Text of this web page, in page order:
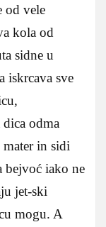
od vele
kola od
sidne u
iskrcava sve
odma
mater in sidi
bejvoć iako ne
jet-ski
mogu. A